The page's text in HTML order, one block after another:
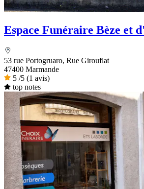
Espace Funéraire Bèze et
53 rue Portogruaro, Rue Girouflat
47400 Marmande
5 /5 (1 avis)
top notes